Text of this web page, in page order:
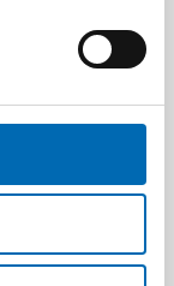
Artikel-Nr.